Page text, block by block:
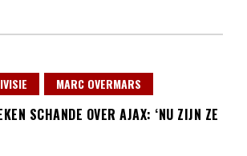
MARC OVERMARS
SCHANDE OVER AJAX: ‘NU ZIJN ZE